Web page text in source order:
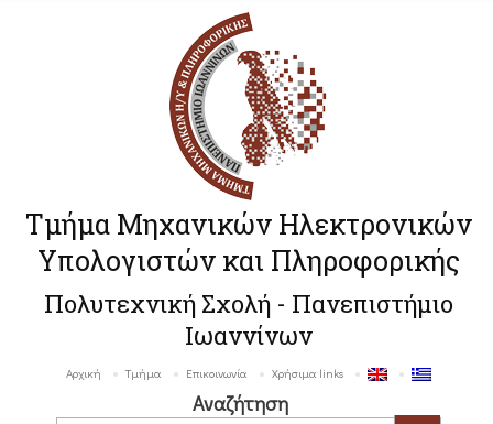
Τμήμα Μηχανικών Ηλεκτρονικών
Υπολογιστών και Πληροφορικής
Πολυτεχνική Σχολή - Πανεπιστήμιο
Ιωαννίνων
Αρχική Τμήμα Επικοινωνία Χρήσιμα links
Αναζήτηση